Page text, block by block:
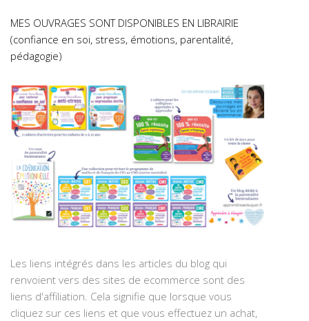
MES OUVRAGES SONT DISPONIBLES EN LIBRAIRIE
(confiance en soi, stress, émotions, parentalité,
pédagogie)
Les liens intégrés dans les articles du blog qui
renvoient vers des sites de ecommerce sont des
liens d'affiliation. Cela signifie que lorsque vous
cliquez sur ces liens et que vous effectuez un achat,